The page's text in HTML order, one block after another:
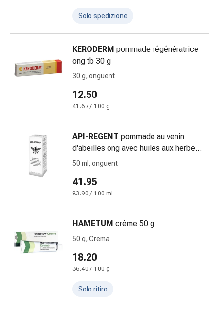
sostegno
Circolazione
Cessazione
fumo
Vene
Disturbi
nervosi
Disturbi
della
fieno
Solo spedizione
KERODERM pommade régénératrice
ong tb 30 g
30 g, onguent
12.50
41.67 / 100 g
API-REGENT pommade au venin
d'abeilles ong avec huiles aux herbes
tb 50 ml
50 ml, onguent
41.95
83.90 / 100 ml
HAMETUM crème 50 g
50 g, Crema
18.20
36.40 / 100 g
Solo ritiro